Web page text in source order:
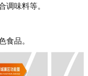
调味料等‌。
食品‌。